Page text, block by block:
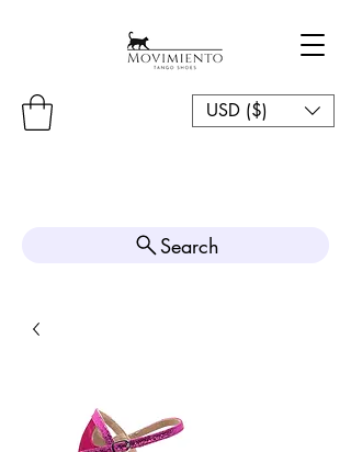
USD ($)
Search